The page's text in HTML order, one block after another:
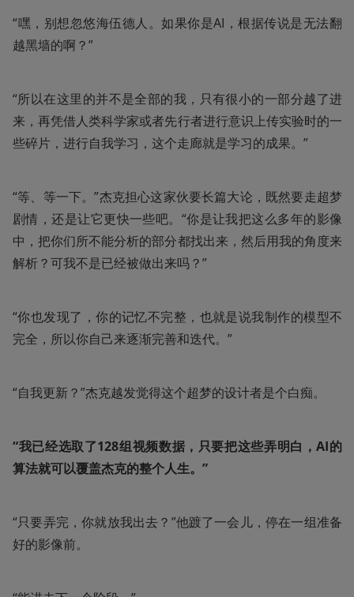
“嘿，别想忽悠海伍德人。如果你是AI，根据传说是无法翻
越黑墙的啊？”
“所以在这里的并不是全部的我，只有很小的一部分越了进
来，再凭借人类科学家或者先行者进行意识上传实验时的一
些碎片，进行自我学习，这个走廊就是学习的成果。”
“等、等一下。”杰克担心这家伙要长篇大论，既然要走超梦
剧情，还是让它更快一些吧。“你是让我把这么多年的影像
中，把你们所不能分析的部分都找出来，然后用我的角度来
解析？可我不是已经被做出来吗？”
“你也发现了，你的记忆不完整，也就是说我制作的模型不
完全，所以你自己来逐渐完善和迭代。”
“自我更新？”杰克越发觉得这个超梦的设计者是个白痴。
“我已经选取了128组视频数据，只要把这些弄明白，AI的
算法就可以覆盖杰克的整个人生。”
“只要弄完，你就放我出去？”他踱了一会儿，停在一组准备
好的影像前。